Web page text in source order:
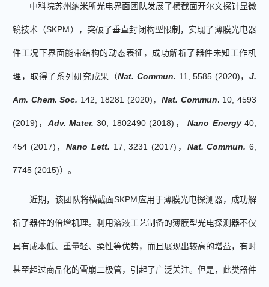
中科院苏州纳米所光电界面团队发展了横截面开尔文探针显微
镜技术（SKPM），突破了垂直封闭构型限制，实现了薄膜光电器
件工况下界面能带结构的动态表征，成功解析了器件未知工作机
理，取得了系列研究成果（Nat. Commun. 11, 5585 (2020)，J.
Am. Chem. Soc. 142, 18281 (2020)， Nat. Commun. 10, 4593
(2019) ， Adv. Mater. 30, 1802490 (2018) ， Nano Energy40,
454 (2017) ，Nano Lett. 17, 3231 (2017) ， Nat. Commun. 6,
7745 (2015)）。
近期，该团队将横截面SKPM应用于薄膜光电探测器，成功解
析了器件的倍增机理。利用溶液工艺制备的薄膜型光电探测器不仅
具有成本低、重量轻、柔性等优势，而且展现出较高的增益，有时
甚至超过商品化的雪崩二极管，引起了广泛关注。但是，此类器件